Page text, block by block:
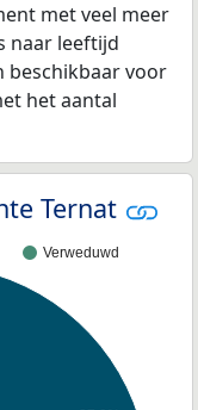
met veel meer
naar leeftijd
beschikbaar voor
het aantal
Ternat
Verweduwd